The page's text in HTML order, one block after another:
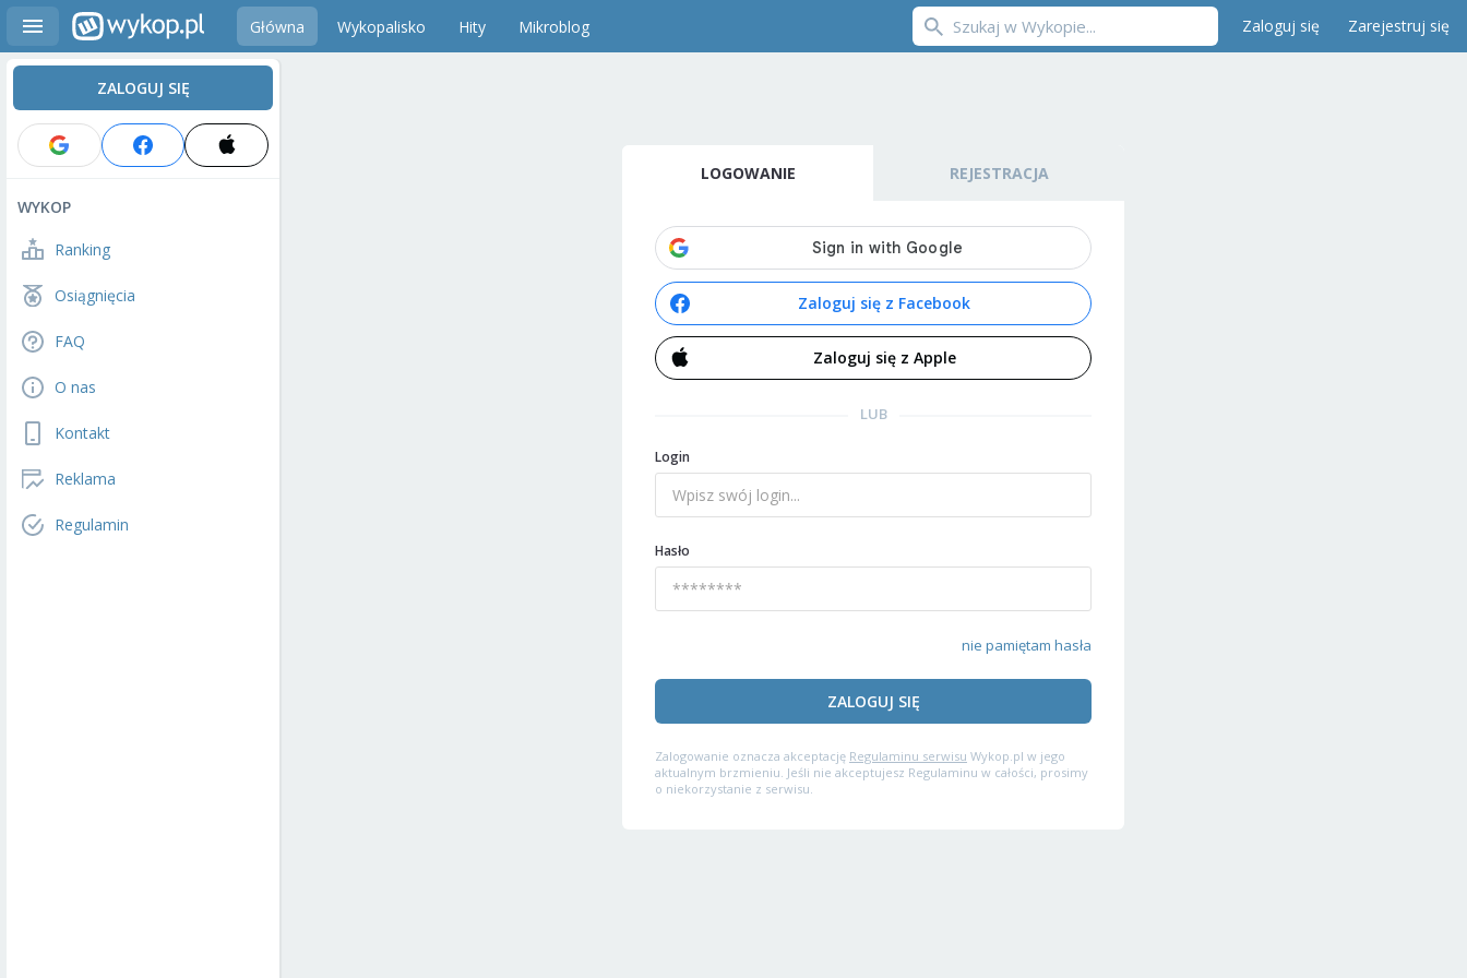
Główna Wykopalisko Hity Mikroblog Zaloguj się Zarejestruj się
ZALOGUJ SIĘ
WYKOP
Ranking
Osiągnięcia
FAQ
O nas
Kontakt
Reklama
Regulamin
LOGOWANIE REJESTRACJA
Zaloguj się z Facebook
Zaloguj się z Apple
LUB
Login
Hasło
nie pamiętam hasła
ZALOGUJ SIĘ
Zalogowanie oznacza akceptację Regulaminu serwisu Wykop.pl w jego
aktualnym brzmieniu. Jeśli nie akceptujesz Regulaminu w całości, prosimy
o niekorzystanie z serwisu.